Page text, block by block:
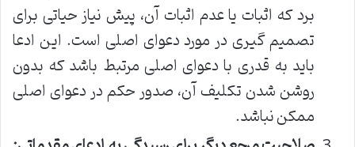
برد که اثبات یا عدم اثبات آن، پیش نیاز حیاتی برای
تصمیم گیری در مورد دعوای اصلی است. این ادعا
باید به قدری با دعوای اصلی مرتبط باشد که بدون
روشن شدن تکلیف آن، صدور حکم در دعوای اصلی
ممکن نباشد.